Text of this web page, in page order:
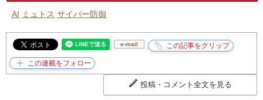
AI ミュトス サイバー防御
e-mail
投稿・コメント全文を見る